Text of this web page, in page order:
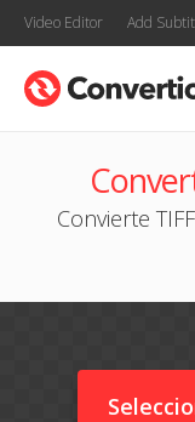
Video Editor Add
Convierte